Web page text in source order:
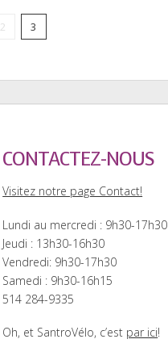
2 3
CONTACTEZ-NOUS
Visitez notre page Contact!
Lundi au mercredi : 9h30-17h30
Jeudi : 13h30-16h30
Vendredi: 9h30-17h30
Samedi : 9h30-16h15
514 284-9335
Oh, et SantroVélo, c’est par ici!